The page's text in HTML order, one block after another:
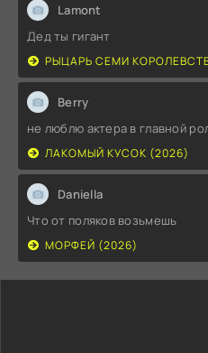
Lamont
Дед ты гигант
РЫЦАРЬ СЕМИ
Berry
не люблю актера в главной
ЛАКОМЫЙ КУСОК (2026)
Daniella
Что от поляков возьмешь
МОРФЕЙ (2026)